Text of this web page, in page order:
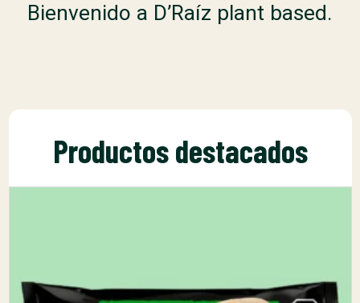
Bienvenido a D’Raíz plant based.
Productos destacados